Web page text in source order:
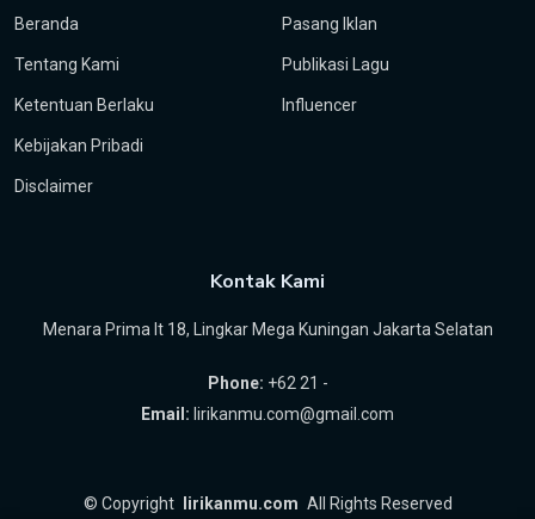
Beranda
Tentang Kami
Ketentuan Berlaku
Kebijakan Pribadi
Disclaimer
Pasang Iklan
Publikasi Lagu
Influencer
Kontak Kami
Menara Prima lt 18, Lingkar Mega Kuningan Jakarta Selatan
Phone: +62 21 -
Email: lirikanmu.com@gmail.com
© Copyright lirikanmu.com All Rights Reserved